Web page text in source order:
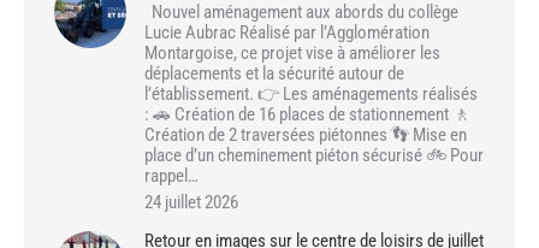
Nouvel aménagement aux abords du collège
Lucie Aubrac Réalisé par l’Agglomération
Montargoise, ce projet vise à améliorer les
déplacements et la sécurité autour de
l’établissement. 👉 Les aménagements réalisés
: 🚗 Création de 16 places de stationnement 🚶
Création de 2 traversées piétonnes 👣 Mise en
place d’un cheminement piéton sécurisé 🚲 Pour
rappel…
24 juillet 2026
Retour en images sur le centre de loisirs de juillet